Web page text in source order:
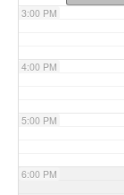
3:00 PM
4:00 PM
5:00 PM
6:00 PM